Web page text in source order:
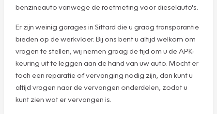
benzineauto vanwege de roetmeting voor dieselauto's.
Er zijn weinig garages in Sittard die u graag transparantie
bieden op de werkvloer. Bij ons bent u altijd welkom om
vragen te stellen, wij nemen graag de tijd om u de APK-
keuring uit te leggen aan de hand van uw auto. Mocht er
toch een reparatie of vervanging nodig zijn, dan kunt u
altijd vragen naar de vervangen onderdelen, zodat u
kunt zien wat er vervangen is.